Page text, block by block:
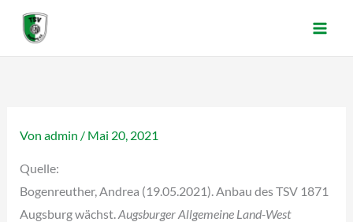
Zum
Inhalt
springen
Von admin / Mai 20, 2021
Quelle:
Bogenreuther, Andrea (19.05.2021). Anbau des TSV 1871
Augsburg wächst.Augsburger Allgemeine Land-West